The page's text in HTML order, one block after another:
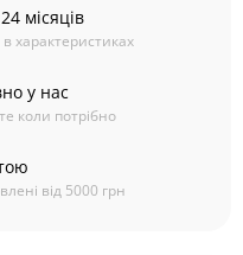
місяців
характеристиках
у нас
коли потрібно
від 5000 грн